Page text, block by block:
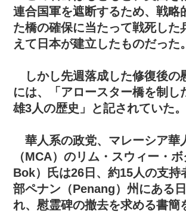
連合国軍を遮断するため、戦略
た橋の確保に当たって戦死した
えて日本が建立したものだった。
しかし先週落成した修復後の
には、「アロースター橋を制し
雄3人の歴史」と記されていた。
華人系の政党、マレーシア華
（MCA）のリム・スウィー・
Bok）氏は26日、約15人の支持
部ペナン（Penang）州にある
れ、慰霊碑の撤去を求める書簡